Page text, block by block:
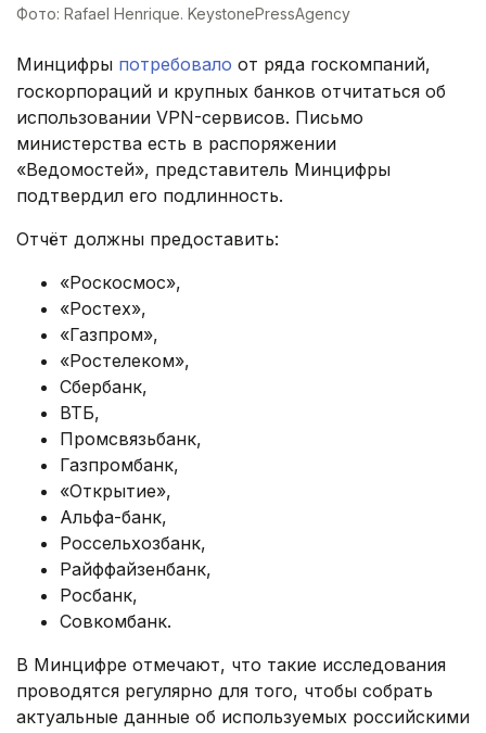
Фото: Rafael Henrique. KeystonePressAgency
Минцифры потребовало от ряда госкомпаний,
госкорпораций и крупных банков отчитаться об
использовании VPN-сервисов. Письмо
министерства есть в распоряжении
«Ведомостей», представитель Минцифры
подтвердил его подлинность.
Отчёт должны предоставить:
«Роскосмос»,
«Ростех»,
«Газпром»,
«Ростелеком»,
Сбербанк,
ВТБ,
Промсвязьбанк,
Газпромбанк,
«Открытие»,
Альфа-банк,
Россельхозбанк,
Райффайзенбанк,
Росбанк,
Совкомбанк.
В Минцифре отмечают, что такие исследования
проводятся регулярно для того, чтобы собрать
актуальные данные об используемых российскими